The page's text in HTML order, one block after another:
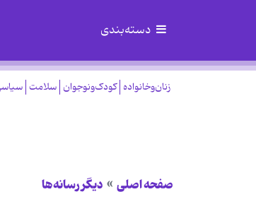
دسته‌بندی
زنان‌وخانواده کودک‌ونوجوان سلامت
صفحه اصلی دیگر رسانه‌ها